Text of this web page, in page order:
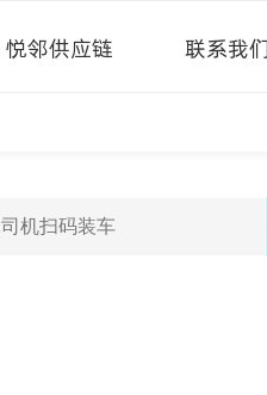
悦邻供应链 联系我们